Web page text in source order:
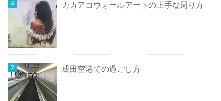
カカアコウォールアートの上手な周り方
成田空港での過ごし方